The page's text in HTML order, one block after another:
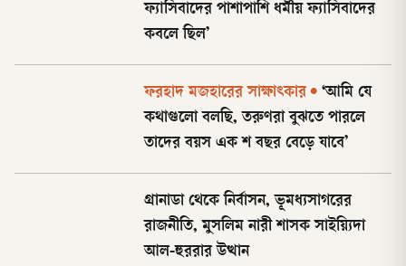
ফ্যাসিবাদের পাশাপাশি ধর্মীয় ফ্যাসিবাদের
কবলে ছিল’
ফরহাদ মজহারের সাক্ষাৎকার • ‘আমি যে
কথাগুলো বলছি, তরুণরা বুঝতে পারলে
তাদের বয়স এক শ বছর বেড়ে যাবে’
গ্রানাডা থেকে নির্বাসন, ভূমধ্যসাগরের
রাজনীতি, মুসলিম নারী শাসক সাইয়্যিদা
আল-হুররার উত্থান